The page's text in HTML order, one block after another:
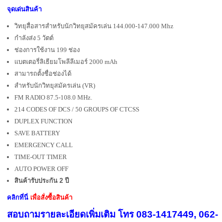
จุดเด่นสินค้า
วิทยุสื่อสารสำหรับนักวิทยุสมัครเล่น 144.000-147.000 Mhz
กำลังส่ง 5 วัตต์
ช่องการใช้งาน 199 ช่อง
แบตเตอรี่ลิเธียมโพลีลีเมอร์ 2000 mAh
สามารถตั้งชื่อช่องได้
สำหรับนักวิทยุสมัครเล่น (VR)
FM RADIO 87.5-108.0 MHz.
214 CODES OF DCS / 50 GROUPS OF CTCSS
DUPLEX FUNCTION
SAVE BATTERY
EMERGENCY CALL
TIME-OUT TIMER
AUTO POWER OFF
สินค้ารับประกัน 2 ปี
คลิกที่นี่ เพื่อสั่งซื้อสินค้า
สอบถามรายละเอียดเพิ่มเติม โทร 083-1417449, 062-